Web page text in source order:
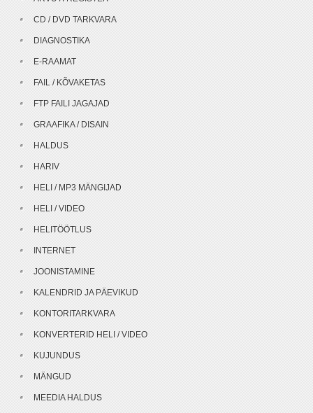
CD / DVD TARKVARA
DIAGNOSTIKA
E-RAAMAT
FAIL / KÕVAKETAS
FTP FAILI JAGAJAD
GRAAFIKA / DISAIN
HALDUS
HARIV
HELI / MP3 MÄNGIJAD
HELI / VIDEO
HELITÖÖTLUS
INTERNET
JOONISTAMINE
KALENDRID JA PÄEVIKUD
KONTORITARKVARA
KONVERTERID HELI / VIDEO
KUJUNDUS
MÄNGUD
MEEDIA HALDUS